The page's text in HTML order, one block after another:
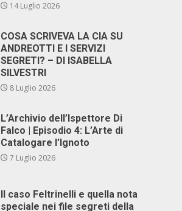
14 Luglio 2026
COSA SCRIVEVA LA CIA SU
ANDREOTTI E I SERVIZI
SEGRETI? – DI ISABELLA
SILVESTRI
8 Luglio 2026
L’Archivio dell’Ispettore Di
Falco | Episodio 4: L’Arte di
Catalogare l’Ignoto
7 Luglio 2026
Il caso Feltrinelli e quella nota
speciale nei file segreti della